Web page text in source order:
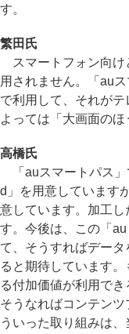
す。
繁田氏
スマートフォン向け
用されません。「au
で利用して、それが
よっては「大画面のほ
高橋氏
「auスマートパス」
d」を用意しています
意しています。加工
す。今後は、この「
て、そうすればデータ
ると期待しています
る付加価値が利用でき
そうなればコンテン
ういった取り組みは